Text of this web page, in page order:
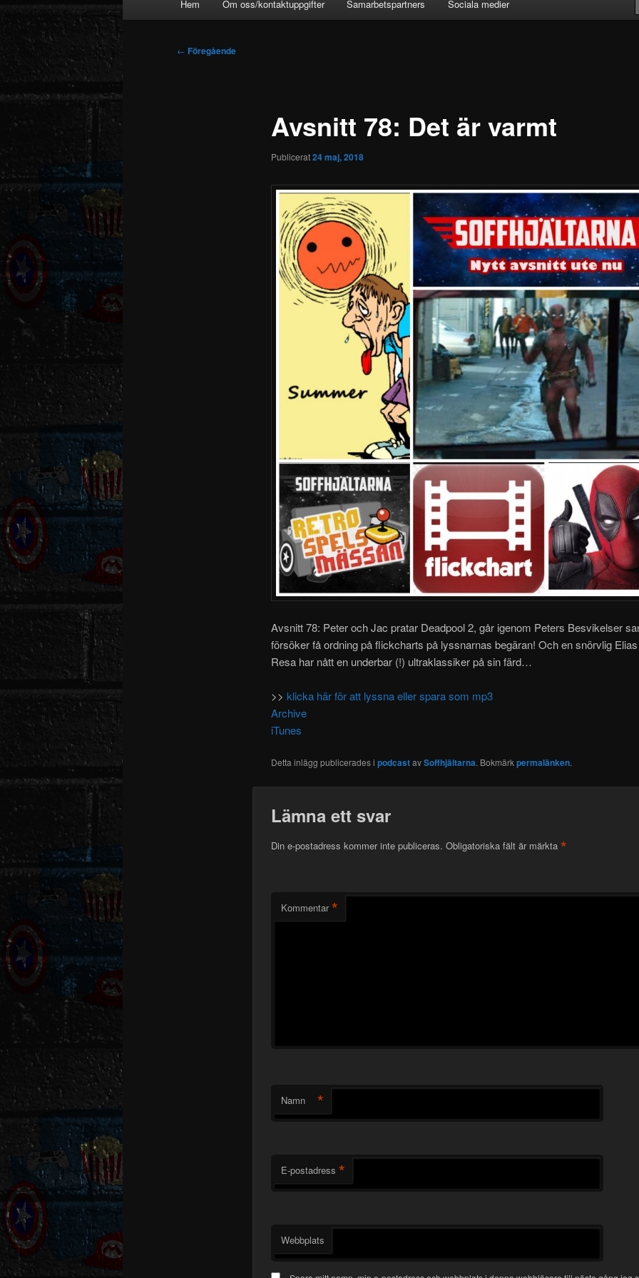
Hem Om oss/kontaktuppgifter Samarbetspartners Sociala medier
Inläggsnavigering
← Föregående
Avsnitt 78: Det är varmt
Publicerat24 maj, 2018
Avsnitt 78: Peter och Jac pratar Deadpool 2, går igenom Peters Besvikelser
försöker få ordning på flickcharts på lyssnarnas begäran! Och en snörvlig
Resa har nått en underbar (!) ultraklassiker på sin färd…
>> klicka här för att lyssna eller spara som mp3
Archive
iTunes
Detta inlägg publicerades i podcastavSoffhjältarna. Bokmärkpermalänken.
Lämna ett svar
Din e-postadress kommer inte publiceras. Obligatoriska fält är märkta *
Kommentar *
Namn *
E-postadress *
Webbplats